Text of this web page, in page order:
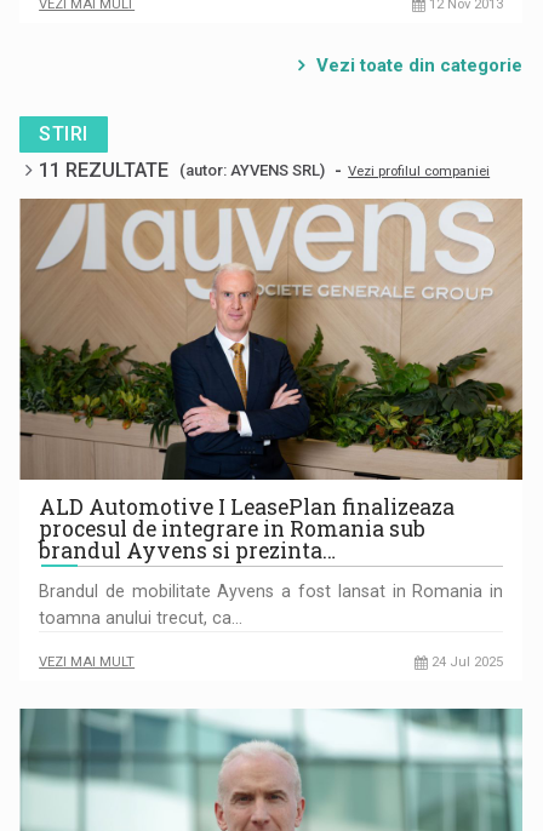
VEZI MAI MULT 12 Nov 2013
Vezi toate din categorie
STIRI
11 REZULTATE
(autor: AYVENS SRL) - Vezi profilul companiei
ALD Automotive I LeasePlan finalizeaza
procesul de integrare in Romania sub
brandul Ayvens si prezinta…
Brandul de mobilitate Ayvens a fost lansat in Romania in
toamna anului trecut, ca…
VEZI MAI MULT 24 Jul 2025